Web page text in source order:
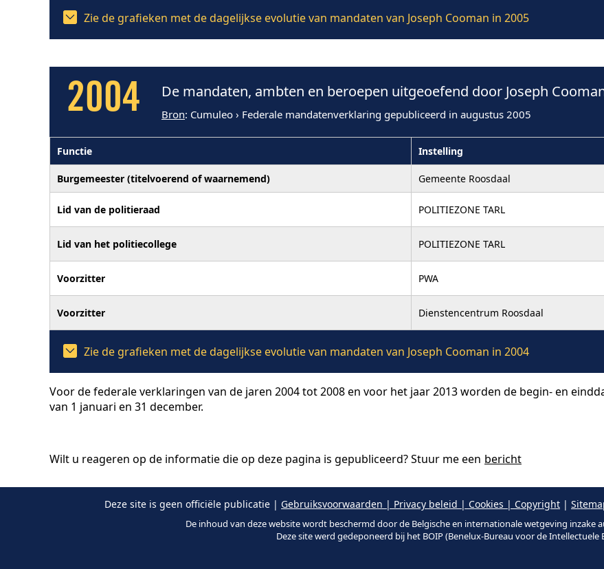
Zie de grafieken met de dagelijkse evolutie van mandaten van Joseph Cooman in 2005
2004 De mandaten, ambten en beroepen uitgeoefend door Joseph
Bron: Cumuleo › Federale mandatenverklaring gepubliceerd in augustus 2005
Functie Instelling
Burgemeester (titelvoerend of waarnemend) Gemeente Roosdaal
Lid van de politieraad POLITIEZONE TARL
Lid van het politiecollege POLITIEZONE TARL
Voorzitter PWA
Voorzitter Dienstencentrum Roosdaal
Zie de grafieken met de dagelijkse evolutie van mandaten van Joseph Cooman in 2004
Voor de federale verklaringen van de jaren 2004 tot 2008 en voor het jaar 2013 worden de begin- en
van 1 januari en 31 december.
Wilt u reageren op de informatie die op deze pagina is gepubliceerd? Stuur me een bericht
Deze site is geen officiële publicatie | Gebruiksvoorwaarden | Privacy beleid | Cookies | Copyright |
De inhoud van deze website wordt beschermd door de Belgische en internationale wetgeving inzake
Deze site werd gedeponeerd bij het BOIP (Benelux-Bureau voor de Intellectuele